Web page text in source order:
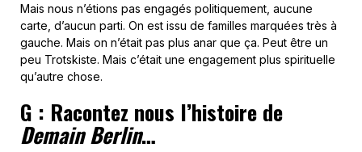
Mais nous n’étions pas engagés politiquement, aucune
carte, d’aucun parti. On est issu de familles marquées très à
gauche. Mais on n’était pas plus anar que ça. Peut être un
peu Trotskiste. Mais c’était une engagement plus spirituelle
qu’autre chose.
G : Racontez nous l’histoire de
Demain Berlin…